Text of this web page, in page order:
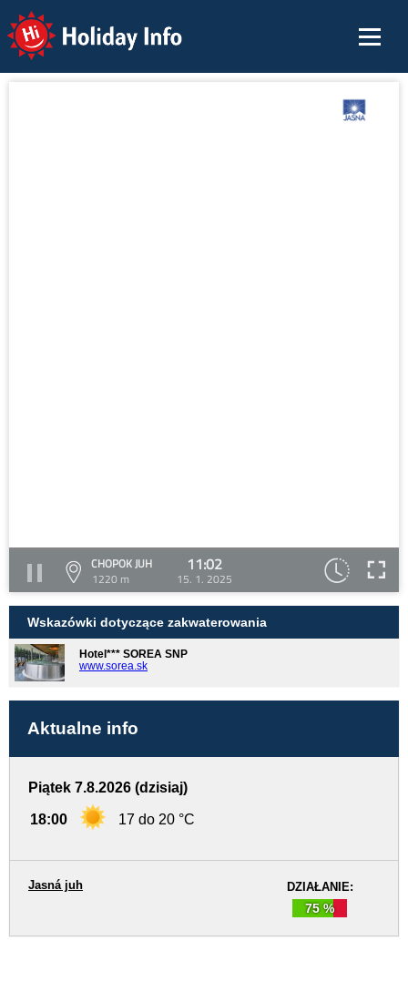
Holiday Info
CHOPOK JUH
1220 m
11:02
15. 1. 2025
Wskazówki dotyczące zakwaterowania
Hotel*** SOREA SNP
www.sorea.sk
Aktualne info
Piątek 7.8.2026 (dzisiaj)
18:00 17 do 20 °C
DZIAŁANIE:
75 %
Jasná juh